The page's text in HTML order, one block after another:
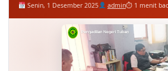
Senin, 1 Desember 2025 admin⏱ 1 menit